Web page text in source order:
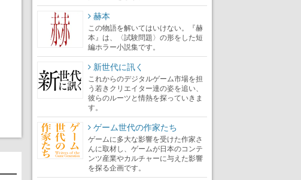
赫本
この物語を解いてはいけない。『赫
本』は、〈試験問題〉の形をした短
編ホラー小説集です。
新世代に訊く
これからのデジタルゲーム市場を担
う若きクリエイター達の姿を追い、
彼らのルーツと情熱を探っていきま
す。
ゲーム世代の作家たち
ゲームに多大な影響を受けた作家さ
んに取材し、ゲームが日本のコンテ
ンツ産業やカルチャーに与えた影響
を探る企画です。